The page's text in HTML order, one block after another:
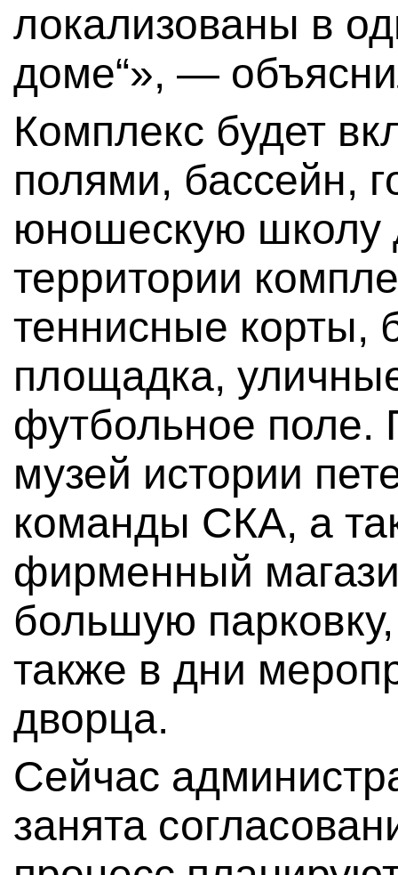
локализованы в
доме“», —
Комплекс будет
полями, бассейн,
юношескую школу
территории
теннисные корты,
площадка,
футбольное поле.
музей истории
команды СКА, а
фирменный
большую
также в дни
дворца.
Сейчас
занята